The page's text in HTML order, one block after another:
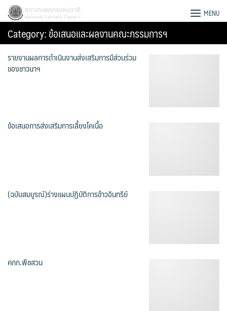
Skip
content
Search
สภาเกษตรกรแห่งชาติ MENU
Category:ข้อเสนอและผลงานคณะกรรมการฯ
รายงานผลการดำเนินงานส่งเสริมการมีส่วนร่วม
ของชาวนาฯ
ข้อเสนอการส่งเสริมการเลี้ยงโคเนื้อ
(ฉบับสมบูรณ์)ร่างแผนปฏิบัติการข้าวอินทรีย์
คกก.พืชสวน